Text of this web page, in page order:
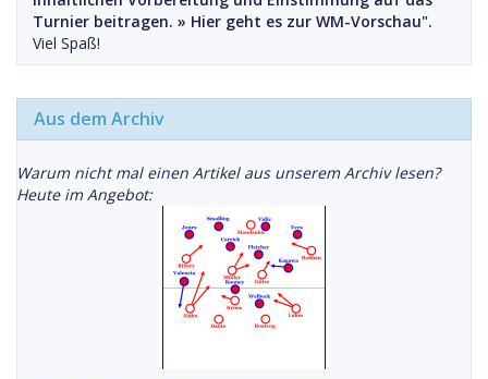
Turnier beitragen. » Hier geht es zur WM-Vorschau".
Viel Spaß!
Aus dem Archiv
Warum nicht mal einen Artikel aus unserem Archiv lesen?
Heute im Angebot: